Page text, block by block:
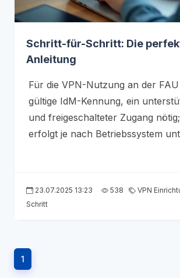
Schritt-für-Schritt: Die
Anleitung
Für die VPN-Nutzung an der FAU
gültige IdM-Kennung, ein
und freigeschalteter Zugang
erfolgt je nach Betriebssystem
23.07.2025 13:23 538
VPN
Schritt
1